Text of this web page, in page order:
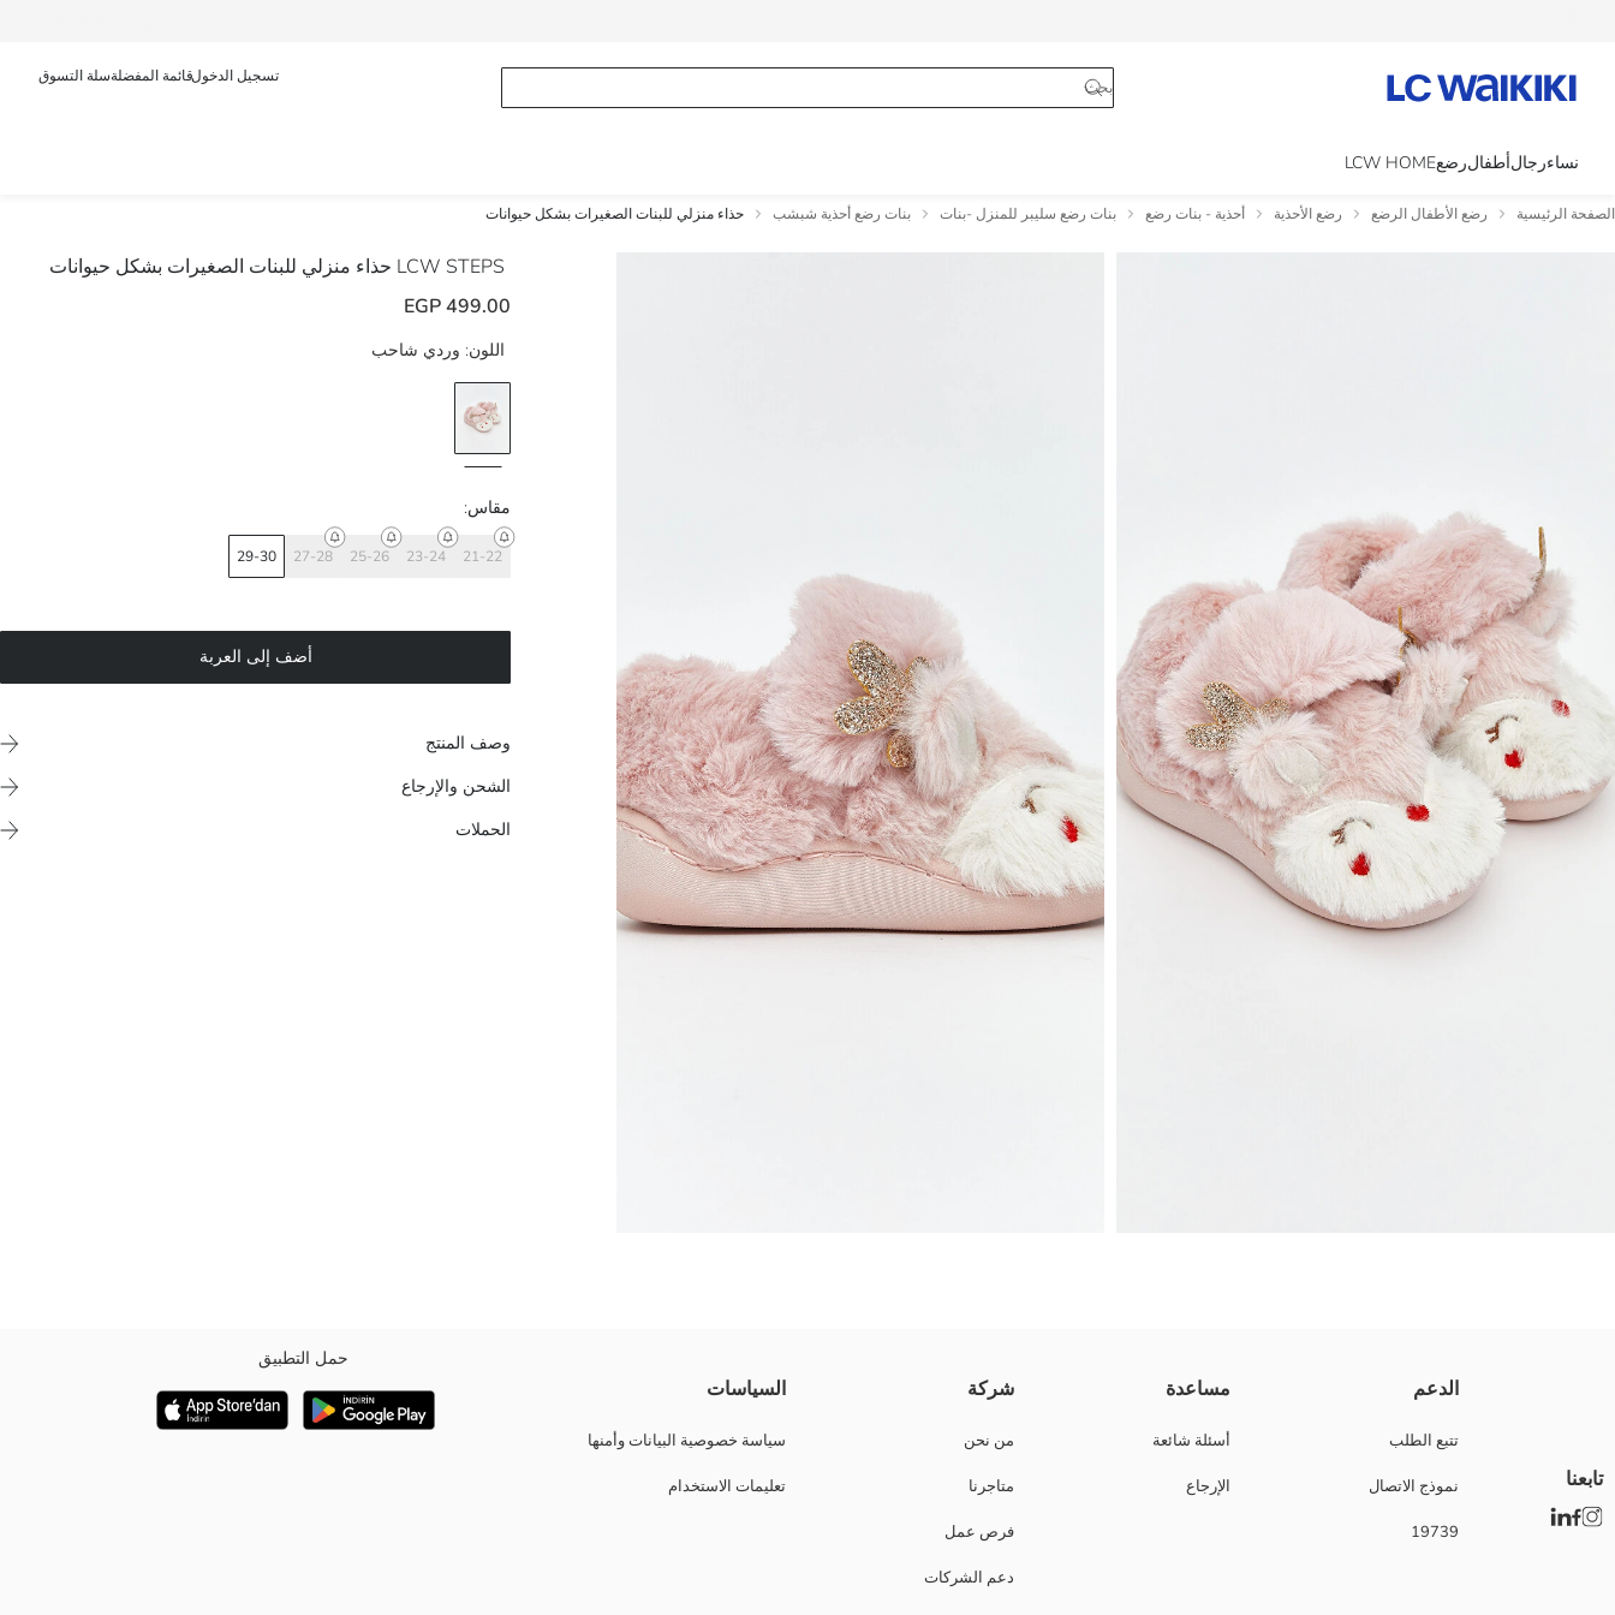
تسجيل الدخولقائمة المفضلةسلة التسوق
نساءرجالأطفالرضعLCW HOME
الصفحة الرئيسية رضع الأطفال الرضع رضع الأحذية أحذية - بنات رضع بنات رضع سليبر للمنزل -بنات بنات رضع أحذية شبشب حذاء منزلي للبنات الصغيرات بشكل حيوانات
LCW STEPS حذاء منزلي للبنات الصغيرات بشكل حيوانات
499.00 EGP
اللون: وردي شاحب
مقاس:
21-22
23-24
25-26
27-28
29-30
أضف إلى العربة
وصف المنتج
الشحن والإرجاع
الحملات
نوع:
أقمشة:
الدعم
تتبع الطلب
نموذج الاتصال
19739
مساعدة
أسئلة شائعة
الإرجاع
شركة
من نحن
متاجرنا
فرص عمل
دعم الشركات
السياسات
سياسة خصوصية البيانات وأمنها
تعليمات الاستخدام
حمل التطبيق
تابعنا